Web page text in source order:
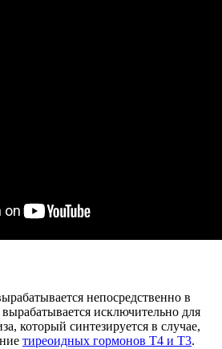
непосредственно в
исключительно для
который синтезируется в случае,
тиреоидных гормонов Т4 и Т3.